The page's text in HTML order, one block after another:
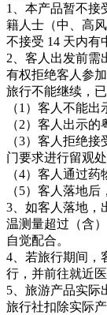
1、本产品暂不接
籍人士（中、高
不接受 14 天内有
2、客人出发前需
有权拒绝客人参
旅行不能继续，
（1）客人不能
（2）客人出示
（3）客人拒绝
门要求进行留观
（4）客人通过
（5）客人落地
3、如客人落地，
温测量超过（含
自觉配合。
4、若旅行期间，
行，并前往就近医
5、旅游产品实际
旅行社扣除实际